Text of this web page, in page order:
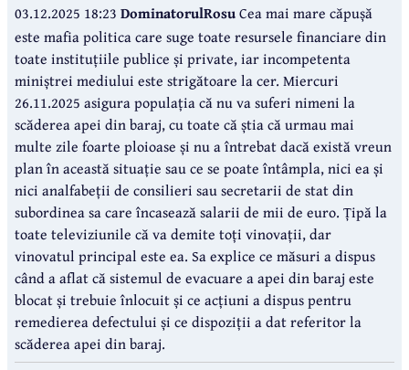
03.12.2025 18:23 DominatorulRosuCea mai mare căpușă
este mafia politica care suge toate resursele financiare din
toate instituțiile publice și private, iar incompetenta
miniștrei mediului este strigătoare la cer. Miercuri
26.11.2025 asigura populația că nu va suferi nimeni la
scăderea apei din baraj, cu toate că știa că urmau mai
multe zile foarte ploioase și nu a întrebat dacă există vreun
plan în această situație sau ce se poate întâmpla, nici ea și
nici analfabeții de consilieri sau secretarii de stat din
subordinea sa care încasează salarii de mii de euro. Țipă la
toate televiziunile că va demite toți vinovații, dar
vinovatul principal este ea. Sa explice ce măsuri a dispus
când a aflat că sistemul de evacuare a apei din baraj este
blocat și trebuie înlocuit și ce acțiuni a dispus pentru
remedierea defectului și ce dispoziții a dat referitor la
scăderea apei din baraj.